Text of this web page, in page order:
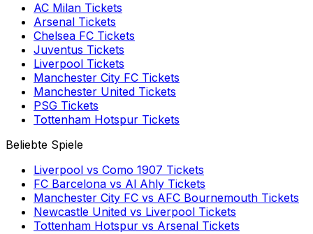
AC Milan Tickets
Arsenal Tickets
Chelsea FC Tickets
Juventus Tickets
Liverpool Tickets
Manchester City FC Tickets
Manchester United Tickets
PSG Tickets
Tottenham Hotspur Tickets
Beliebte Spiele
Liverpool vs Como 1907 Tickets
FC Barcelona vs Al Ahly Tickets
Manchester City FC vs AFC Bournemouth Tickets
Newcastle United vs Liverpool Tickets
Tottenham Hotspur vs Arsenal Tickets